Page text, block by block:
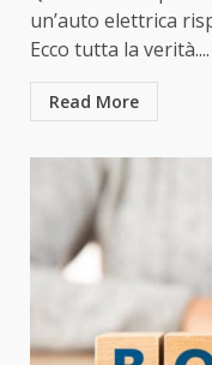
un’auto elettrica
Ecco tutta la verità....
Read More